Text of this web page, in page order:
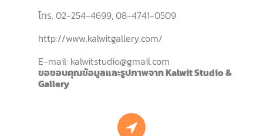
โทร. 02-254-4699, 08-4741-0509
http://www.kalwitgallery.com/
E-mail: kalwitstudio@gmail.com
ขอขอบคุณข้อมูลและรูปภาพจากKalwit Studio &
Gallery